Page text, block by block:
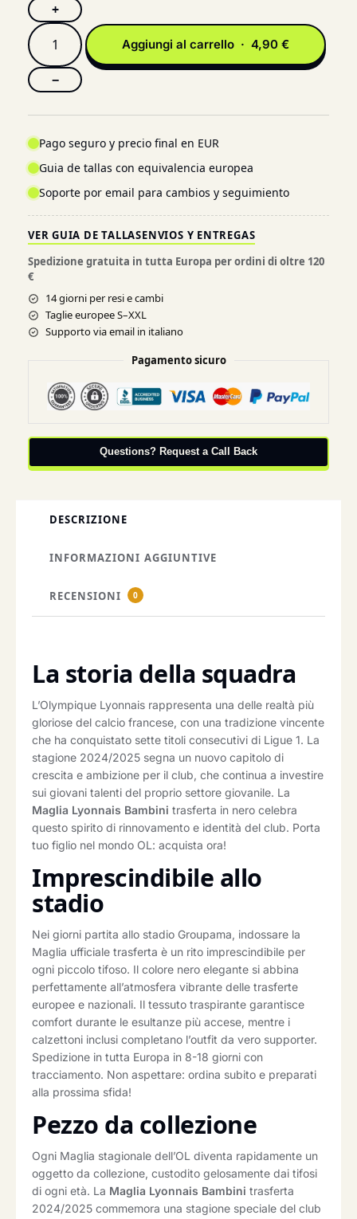
+
−
Aggiungi al carrello · 4,90 €
Pago seguro y precio final en EUR
Guia de tallas con equivalencia europea
Soporte por email para cambios y seguimiento
VER GUIA DE TALLASENVIOS Y ENTREGAS
Spedizione gratuita in tutta Europa per ordini di oltre 120
€
14 giorni per resi e cambi
Taglie europee S–XXL
Supporto via email in italiano
Pagamento sicuro
Questions? Request a Call Back
DESCRIZIONE
INFORMAZIONI AGGIUNTIVE
RECENSIONI 0
La storia della squadra
L’Olympique Lyonnais rappresenta una delle realtà più
gloriose del calcio francese, con una tradizione vincente
che ha conquistato sette titoli consecutivi di Ligue 1. La
stagione 2024/2025 segna un nuovo capitolo di
crescita e ambizione per il club, che continua a investire
sui giovani talenti del proprio settore giovanile. La
Maglia Lyonnais Bambini trasferta in nero celebra
questo spirito di rinnovamento e identità del club. Porta
tuo figlio nel mondo OL: acquista ora!
Imprescindibile allo
stadio
Nei giorni partita allo stadio Groupama, indossare la
Maglia ufficiale trasferta è un rito imprescindibile per
ogni piccolo tifoso. Il colore nero elegante si abbina
perfettamente all’atmosfera vibrante delle trasferte
europee e nazionali. Il tessuto traspirante garantisce
comfort durante le esultanze più accese, mentre i
calzettoni inclusi completano l’outfit da vero supporter.
Spedizione in tutta Europa in 8-18 giorni con
tracciamento. Non aspettare: ordina subito e preparati
alla prossima sfida!
Pezzo da collezione
Ogni Maglia stagionale dell’OL diventa rapidamente un
oggetto da collezione, custodito gelosamente dai tifosi
di ogni età. La Maglia Lyonnais Bambini trasferta
2024/2025 commemora una stagione speciale del club